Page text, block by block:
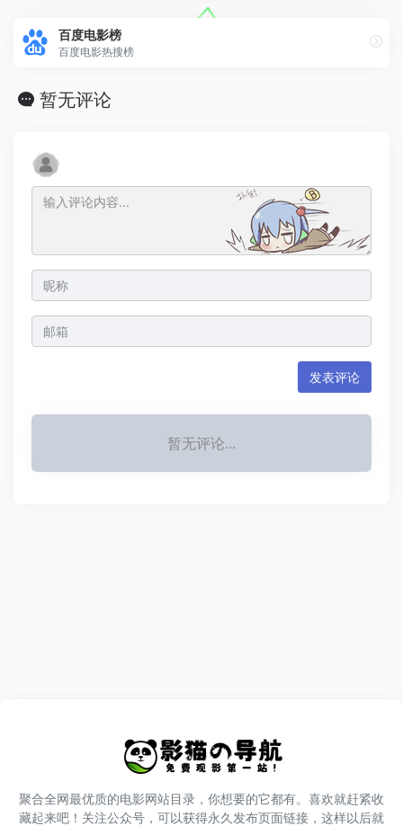
百度电影榜
百度电影热搜榜
暂无评论
发表评论
暂无评论...
聚合全网最优质的电影网站目录，你想要的它都有。喜欢就赶紧收
藏起来吧！关注公众号，可以获得永久发布页面链接，这样以后就